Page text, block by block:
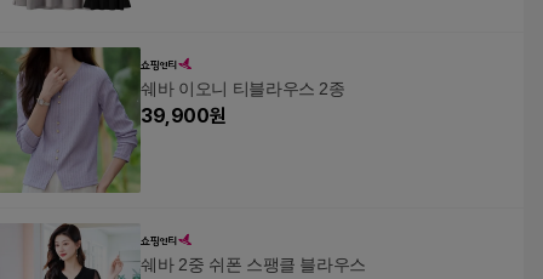
쉐바 이오니 티블라우스 2종
39,900원
쉐바 2중 쉬폰 스팽클 블라우스